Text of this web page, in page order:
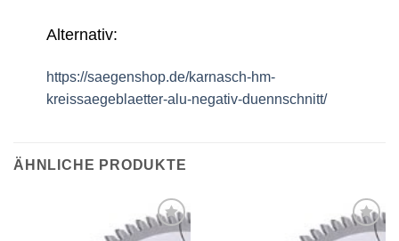
Alternativ:
https://saegenshop.de/karnasch-hm-
kreissaegeblaetter-alu-negativ-duennschnitt/
ÄHNLICHE PRODUKTE